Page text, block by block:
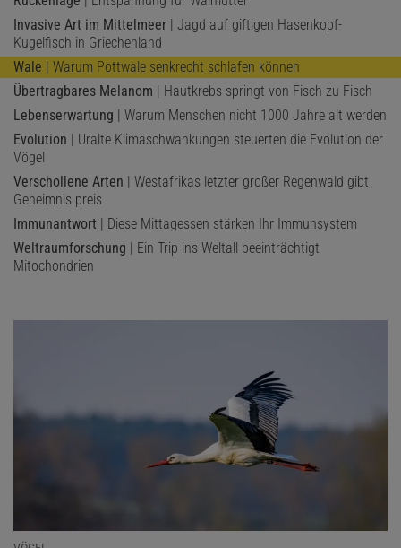
Invasive Art im Mittelmeer | Jagd auf giftigen Hasenkopf-
Kugelfisch in Griechenland
Wale | Warum Pottwale senkrecht schlafen können
Übertragbares Melanom | Hautkrebs springt von Fisch zu Fisch
Lebenserwartung | Warum Menschen nicht 1000 Jahre alt werden
Evolution | Uralte Klimaschwankungen steuerten die Evolution der
Vögel
Verschollene Arten | Westafrikas letzter großer Regenwald gibt
Geheimnis preis
Immunantwort | Diese Mittagessen stärken Ihr Immunsystem
Weltraumforschung | Ein Trip ins Weltall beeinträchtigt
Mitochondrien